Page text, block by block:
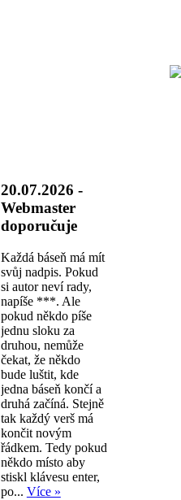
20.07.2026 -
Webmaster
doporučuje
Každá báseň má mít
svůj nadpis. Pokud
si autor neví rady,
napíše ***. Ale
pokud někdo píše
jednu sloku za
druhou, nemůže
čekat, že někdo
bude luštit, kde
jedna báseň končí a
druhá začíná. Stejně
tak každý verš má
končit novým
řádkem. Tedy pokud
někdo místo aby
stiskl klávesu enter,
po... Více »